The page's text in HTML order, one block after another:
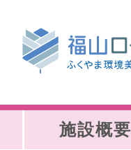
施設概要